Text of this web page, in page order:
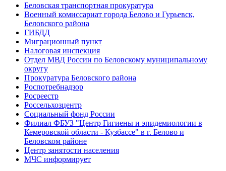
Беловская транспортная прокуратура
Военный комиссариат города Белово и Гурьевск,
Беловского района
ГИБДД
Миграционный пункт
Налоговая инспекция
Отдел МВД России по Беловскому муниципальному
округу
Прокуратура Беловского района
Роспотребнадзор
Росреестр
Россельхозцентр
Социальный фонд России
Филиал ФБУЗ "Центр Гигиены и эпидемиологии в
Кемеровской области - Кузбассе" в г. Белово и
Беловском районе
Центр занятости населения
МЧС информирует